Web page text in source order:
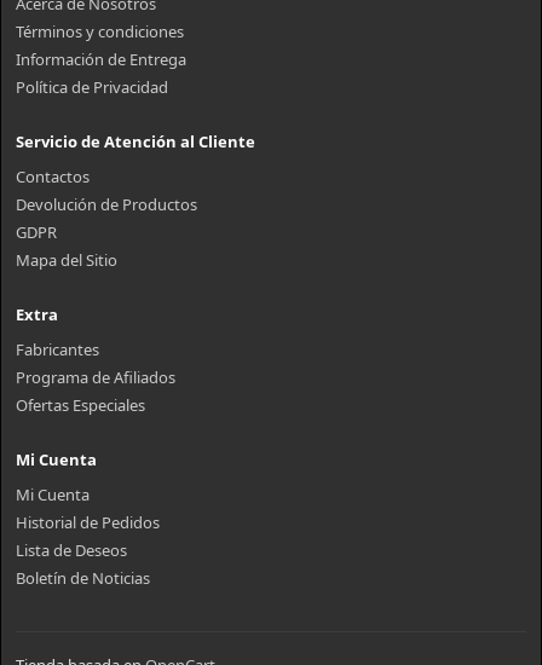
Términos y condiciones
Información de Entrega
Política de Privacidad
Servicio de Atención al Cliente
Contactos
Devolución de Productos
GDPR
Mapa del Sitio
Extra
Fabricantes
Programa de Afiliados
Ofertas Especiales
Mi Cuenta
Mi Cuenta
Historial de Pedidos
Lista de Deseos
Boletín de Noticias